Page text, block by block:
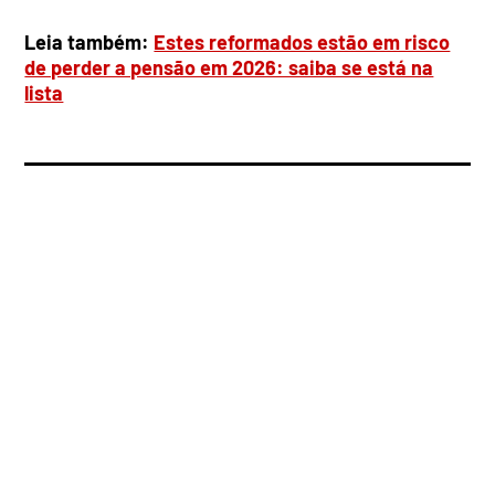
Leia também: Estes reformados estão em risco
de perder a pensão em 2026: saiba se está na
lista